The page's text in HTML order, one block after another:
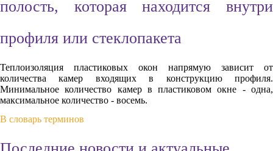
полость, которая находится внутри
профиля или стеклопакета
Теплоизоляция пластиковых окон напрямую зависит от
количества камер входящих в конструкцию профиля.
Минимальное количество камер в пластиковом окне - одна,
максимальное количество - восемь.
В словарь терминов